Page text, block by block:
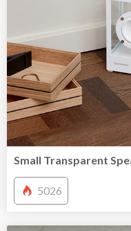
Small Transparent
5026